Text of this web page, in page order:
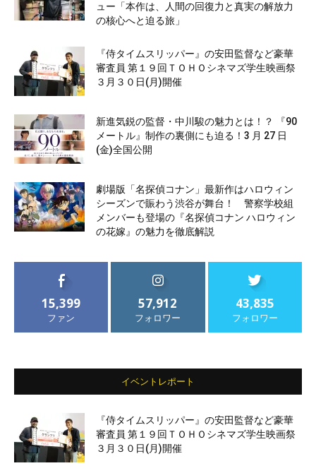
ュー「本作は、人間の回復力と真実の解放力
の核心へと迫る旅」
『侍タイムスリッパー』の安田監督など豪華
審査員 第１９回ＴＯＨＯシネマズ学生映画祭
３月３０日(月)開催
新進気鋭の監督・中川駿の魅力とは！？ 『90
メートル』制作の裏側にも迫る！3 月 27 日
(金)全国公開
劇場版「名探偵コナン」最新作はハロウィン
シーズンで賑わう渋谷が舞台！ 警察学校組
メンバーも登場の『名探偵コナン ハロウィン
の花嫁』の魅力を徹底解説
15,399
ファン
57,912
フォロワー
43,835
フォロワー
イベントレポート
『侍タイムスリッパー』の安田監督など豪華
審査員 第１９回ＴＯＨＯシネマズ学生映画祭
３月３０日(月)開催